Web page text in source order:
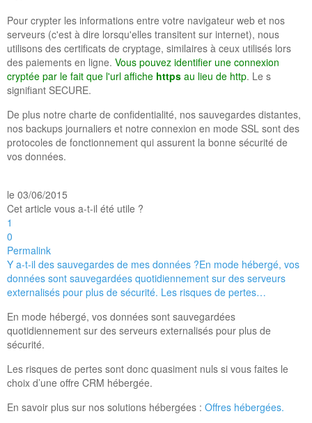
Pour crypter les informations entre votre navigateur web et nos
serveurs (c'est à dire lorsqu'elles transitent sur internet), nous
utilisons des certificats de cryptage, similaires à ceux utilisés lors
des paiements en ligne. Vous pouvez identifier une connexion
cryptée par le fait que l'url affiche https au lieu de http. Le s
signifiant SECURE.
De plus notre charte de confidentialité, nos sauvegardes distantes,
nos backups journaliers et notre connexion en mode SSL sont des
protocoles de fonctionnement qui assurent la bonne sécurité de
vos données.
le 03/06/2015
Cet article vous a-t-il été utile ?
1
0
Permalink
Y a-t-il des sauvegardes de mes données ?En mode hébergé, vos
données sont sauvegardées quotidiennement sur des serveurs
externalisés pour plus de sécurité. Les risques de pertes…
En mode hébergé, vos données sont sauvegardées
quotidiennement sur des serveurs externalisés pour plus de
sécurité.
Les risques de pertes sont donc quasiment nuls si vous faites le
choix d’une offre CRM hébergée.
En savoir plus sur nos solutions hébergées : Offres hébergées.